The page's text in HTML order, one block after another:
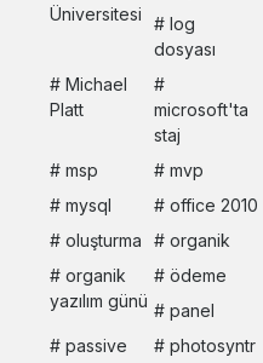
Üniversitesi
log
dosyası
Michael
Platt
microsoft'ta
staj
msp
mvp
mysql
office 2010
oluşturma
organik
organik
yazılım günü
ödeme
panel
passive
photosyntr